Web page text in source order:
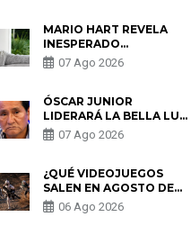
MARIO HART REVELA
INESPERADO
PROBLEMA DE SALUD
ANTES DE SEPARARSE
ENCONTRARON UN
TUMOR”
07 Ago 2026
ÓSCAR JUNIOR
LIDERARÁ LA BELLA LUZ
TRAS SALIDA DE SU
PADRE POR POLÉMICA
07 Ago 2026
¿QUÉ VIDEOJUEGOS
SALEN EN AGOSTO DE
2026? ESTOS SON LOS
ESTRENOS MÁS
06 Ago 2026